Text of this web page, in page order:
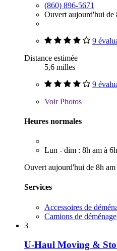
(860) 896-5671
Ouvert aujourd'hui de
9
Distance estimée
5,6 milles
9
VoirPhotos
Heures normales
Lun - dim : 8h am à
Ouvert aujourd'hui de 8h
Services
Accessoires de
Camions de
3
U-Haul Moving &